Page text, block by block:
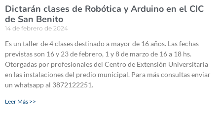
Dictarán clases de Robótica y Arduino en el CIC
de San Benito
14 de febrero de 2024
Es un taller de 4 clases destinado a mayor de 16 años. Las fechas
previstas son 16 y 23 de febrero, 1 y 8 de marzo de 16 a 18 hs.
Otorgadas por profesionales del Centro de Extensión Universitaria
en las instalaciones del predio municipal. Para más consultas enviar
un whatsapp al 3872122251.
Leer Más >>